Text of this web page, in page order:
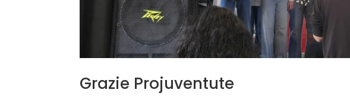
Grazie Projuventute